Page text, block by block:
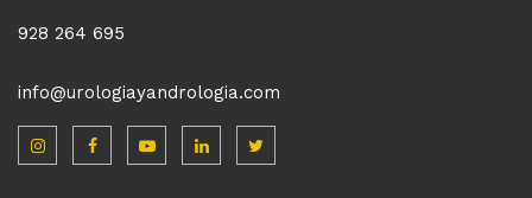
928 264 695
info@urologiayandrologia.com